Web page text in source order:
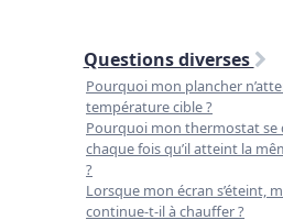
Questions diverses
Pourquoi mon plancher
température cible ?
Pourquoi mon thermostat se
chaque fois qu’il atteint la
?
Lorsque mon écran s’éteint,
continue-t-il à chauffer ?